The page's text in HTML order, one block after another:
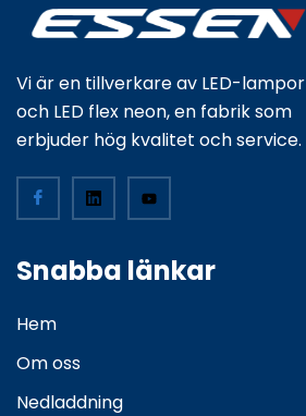
Vi är en tillverkare av LED-lampor
och LED flex neon, en fabrik som
erbjuder hög kvalitet och service.
Snabba länkar
Hem
Om oss
Nedladdning